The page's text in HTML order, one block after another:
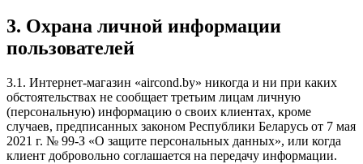
3. Охрана личной информации
пользователей
3.1. Интернет-магазин «aircond.by» никогда и ни при каких
обстоятельствах не сообщает третьим лицам личную
(персональную) информацию о своих клиентах, кроме
случаев, предписанных законом Республики Беларусь от 7 мая
2021 г. № 99-З «О защите персональных данных», или когда
клиент добровольно соглашается на передачу информации.